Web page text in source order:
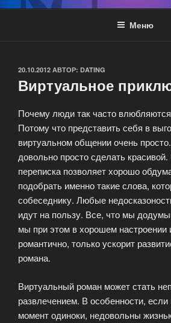
Меню
ОПУБЛИКОВАНО
20.10.2012 АВТОР: DATING
Виртуальное
Почему люди так часто
Потому что представить себя в
виртуальном общении очень
довольно просто сделать
переписка позволяет хорошо
подобрать именно такие слова,
собеседнику. Любые
идут на пользу. Все, что мы
мы при этом в хорошем настроении
романтично, только ускорит
романа.
Виртуальный роман может стать
развлечением. В особенности,
момент одиноки, недовольны